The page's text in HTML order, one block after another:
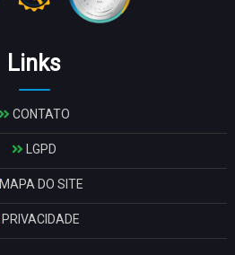
Links
CONTATO
LGPD
MAPA DO SITE
PRIVACIDADE